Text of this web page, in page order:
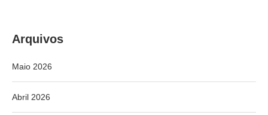
Arquivos
Maio 2026
Abril 2026